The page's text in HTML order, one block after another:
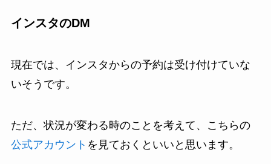
インスタのDM
現在では、インスタからの予約は受け付けていな
いそうです。
ただ、状況が変わる時のことを考えて、こちらの
公式アカウント を見ておくといいと思います。